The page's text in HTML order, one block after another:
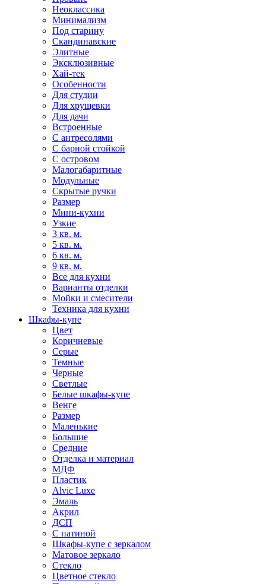
Неоклассика
Минимализм
Под старину
Скандинавские
Элитные
Эксклюзивные
Хай-тек
Особенности
Для студии
Для хрущевки
Для дачи
Встроенные
С антресолями
С барной стойкой
С островом
Малогабаритные
Модульные
Скрытые ручки
Размер
Мини-кухни
Узкие
3 кв. м.
5 кв. м.
6 кв. м.
9 кв. м.
Все для кухни
Варианты отделки
Мойки и смесители
Техника для кухни
Шкафы-купе
Цвет
Коричневые
Серые
Темные
Черные
Светлые
Белые шкафы-купе
Венге
Размер
Маленькие
Большие
Средние
Отделка и материал
МДФ
Пластик
Alvic Luxe
Эмаль
Акрил
ДСП
С патиной
Шкафы-купе с зеркалом
Матовое зеркало
Стекло
Цветное стекло